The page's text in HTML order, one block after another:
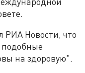
РИА Новости, что
подобные
на здоровую".